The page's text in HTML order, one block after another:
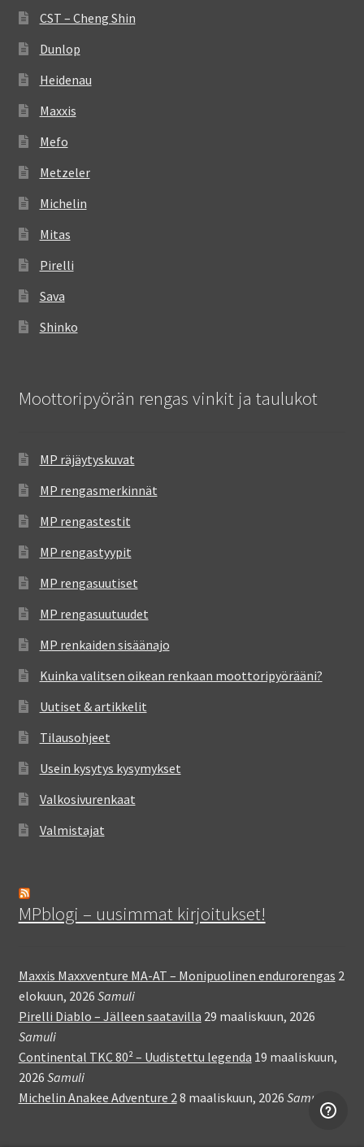
CST – Cheng Shin
Dunlop
Heidenau
Maxxis
Mefo
Metzeler
Michelin
Mitas
Pirelli
Sava
Shinko
Moottoripyörän rengas vinkit ja taulukot
MP räjäytyskuvat
MP rengasmerkinnät
MP rengastestit
MP rengastyypit
MP rengasuutiset
MP rengasuutuudet
MP renkaiden sisäänajo
Kuinka valitsen oikean renkaan moottoripyörääni?
Uutiset & artikkelit
Tilausohjeet
Usein kysytys kysymykset
Valkosivurenkaat
Valmistajat
MPblogi – uusimmat kirjoitukset!
Maxxis Maxxventure MA-AT – Monipuolinen endurorengas 2
elokuun, 2026 Samuli
Pirelli Diablo – Jälleen saatavilla 29 maaliskuun, 2026
Samuli
Continental TKC 80² – Uudistettu legenda 19 maaliskuun,
2026 Samuli
Michelin Anakee Adventure 2 8 maaliskuun, 2026 Samuli